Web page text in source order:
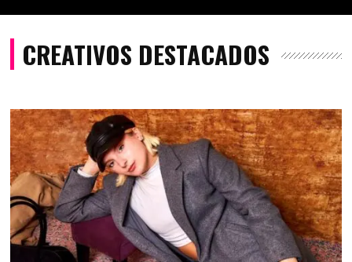
CREATIVOS DESTACADOS